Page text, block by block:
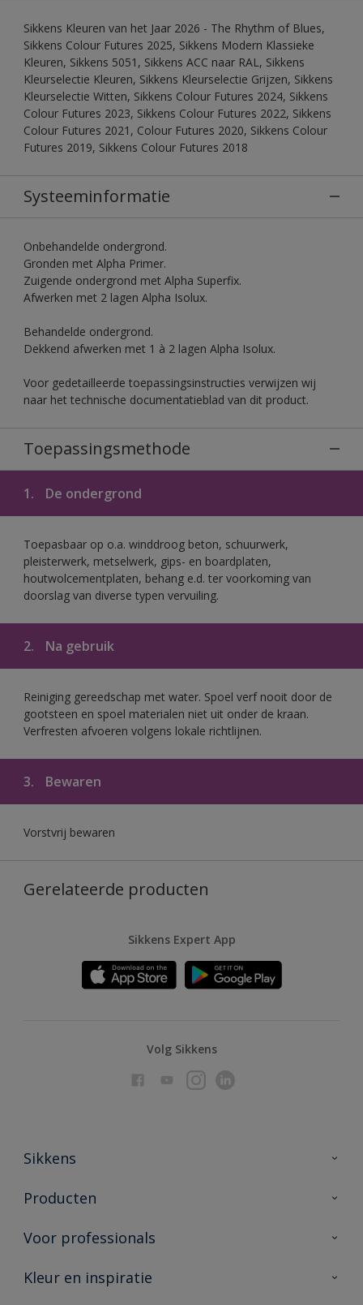
Sikkens Kleuren van het Jaar 2026 - The Rhythm of Blues,
Sikkens Colour Futures 2025, Sikkens Modern Klassieke
Kleuren, Sikkens 5051, Sikkens ACC naar RAL, Sikkens
Kleurselectie Kleuren, Sikkens Kleurselectie Grijzen, Sikkens
Kleurselectie Witten, Sikkens Colour Futures 2024, Sikkens
Colour Futures 2023, Sikkens Colour Futures 2022, Sikkens
Colour Futures 2021, Colour Futures 2020, Sikkens Colour
Futures 2019, Sikkens Colour Futures 2018
Systeeminformatie
Onbehandelde ondergrond.
Gronden met Alpha Primer.
Zuigende ondergrond met Alpha Superfix.
Afwerken met 2 lagen Alpha Isolux.
Behandelde ondergrond.
Dekkend afwerken met 1 à 2 lagen Alpha Isolux.
Voor gedetailleerde toepassingsinstructies verwijzen wij
naar het technische documentatieblad van dit product.
Toepassingsmethode
1. De ondergrond
Toepasbaar op o.a. winddroog beton, schuurwerk,
pleisterwerk, metselwerk, gips- en boardplaten,
houtwolcementplaten, behang e.d. ter voorkoming van
doorslag van diverse typen vervuiling.
2. Na gebruik
Reiniging gereedschap met water. Spoel verf nooit door de
gootsteen en spoel materialen niet uit onder de kraan.
Verfresten afvoeren volgens lokale richtlijnen.
3. Bewaren
Vorstvrij bewaren
Gerelateerde producten
Sikkens Expert App
Volg Sikkens
Sikkens
Over Sikkens
Duurzaamheid
Producten
Producten voor binnen
Vind je verkooppunt
Voor professionals
Advies & service
Kleur en inspiratie